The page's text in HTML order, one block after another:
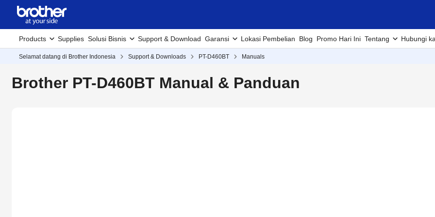
Products Supplies Solusi Bisnis Support & Download Garansi Lokasi Pembelian Blog Promo Hari Ini Tentang Hubungi
Selamat datang di Brother Indonesia Support & Downloads PT-D460BT Manuals
Brother PT-D460BT Manual & Panduan